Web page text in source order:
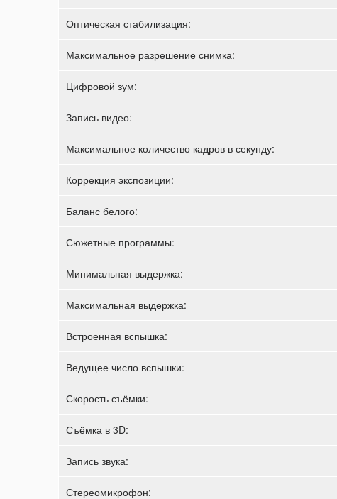
Оптическая стабилизация:
Максимальное разрешение снимка:
Цифровой зум:
Запись видео:
Максимальное количество кадров в секунду:
Коррекция экспозиции:
Баланс белого:
Сюжетные программы:
Минимальная выдержка:
Максимальная выдержка:
Встроенная вспышка:
Ведущее число вспышки:
Скорость съёмки:
Съёмка в 3D:
Запись звука:
Стереомикрофон: